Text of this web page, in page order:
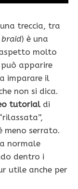
treccia, tra
braid) è una
molto
apparire
imparare il
non si dica.
tutorialdi
meno serrato.
normale
dentro i
utile anche per